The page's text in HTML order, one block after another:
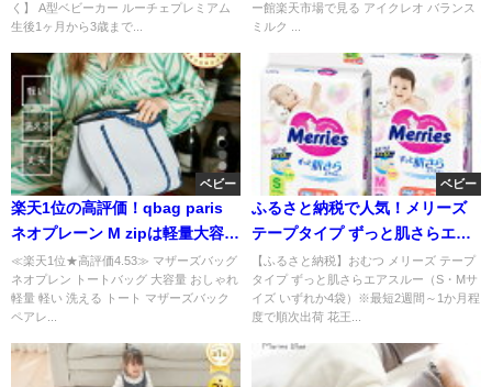
く】 A型ベビーカー ルーチェプレミアム
生後1ヶ月から3歳まで...
ー館楽天市場で見る アイクレオ バランス
ミルク ...
ベビー
楽天1位の高評価！qbag paris
ネオプレーン M zipは軽量大容量
のマザーズバッグ
≪楽天1位★高評価4.53≫ マザーズバッグ
ネオプレン トートバッグ 大容量 おしゃれ
軽量 軽い 洗える トート マザーズバック
ペアレ...
ベビー
ふるさと納税で人気！メリーズ
テープタイプ ずっと肌さらエア
スルー4袋を選べる
@endsection
【ふるさと納税】おむつ メリーズ テープ
タイプ ずっと肌さらエアスルー（S・Mサ
イズ いずれか4袋）※最短2週間～1か月程
度で順次出荷 花王...